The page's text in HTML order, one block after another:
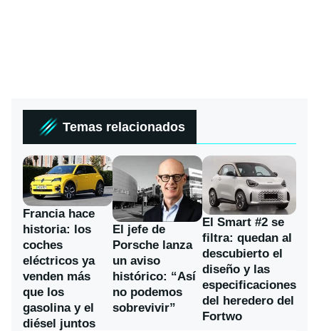
Temas relacionados
Francia hace
historia: los
coches
eléctricos ya
venden más
que los
gasolina y el
diésel juntos
El jefe de
Porsche lanza
un aviso
histórico: “Así
no podemos
sobrevivir”
El Smart #2 se
filtra: quedan al
descubierto el
diseño y las
especificaciones
del heredero del
Fortwo